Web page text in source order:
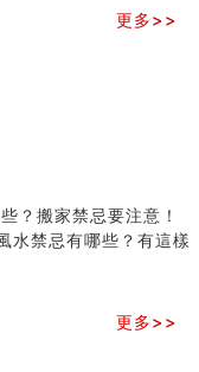
？搬家禁忌要注
風
法
(一)
(
更多>>
？搬家禁忌要注意！
水禁忌有哪些？有這樣
更多>>